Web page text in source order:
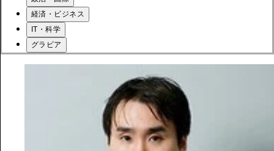
経済・ビジネス
IT・科学
グラビア